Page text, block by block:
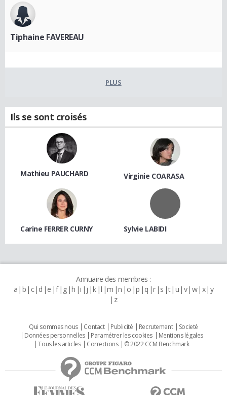
Tiphaine FAVEREAU
PLUS
Ils se sont croisés
Mathieu PAUCHARD Virginie COARASA
Carine FERRER CURNY Sylvie LABIDI
Annuaire des membres :
a b c d e f g h i j k l m n o p q r s t u v w x y
z
Qui sommes nous Contact Publicité Recrutement
Societé
Données personnelles
Paramétrer les cookies
Mentions légales
Tous les articles
Corrections © 2022 CCM Benchmark